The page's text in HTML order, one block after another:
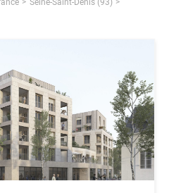
Seine-Saint-Denis (93)